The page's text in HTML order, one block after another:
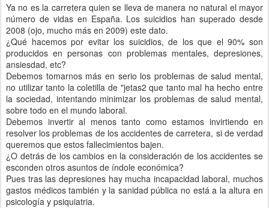
Ya no es la carretera quien se lleva de manera no natural el mayor
número de vidas en España. Los suicidios han superado desde
2008 (ojo, mucho más en 2009) este dato.
¿Qué hacemos por evitar los suicidios, de los que el 90% son
producidos en personas con problemas mentales, depresiones,
ansiesdad, etc?
Debemos tomarnos más en serio los problemas de salud mental,
no utilizar tanto la coletilla de "jetas2 que tanto mal ha hecho entre
la sociedad, intentando minimizar los problemas de salud mental,
sobre todo en el mundo laboral.
Debemos invertir al menos tanto como estamos invirtiendo en
resolver los problemas de los accidentes de carretera, si de verdad
queremos que estos fallecimientos bajen.
¿O detrás de los cambios en la consideración de los accidentes se
esconden otros asuntos de índole económica?
Pues tras las depresiones hay mucha incapacidad laboral, muchos
gastos médicos también y la sanidad pública no está a la altura en
psicología y psiquiatria.